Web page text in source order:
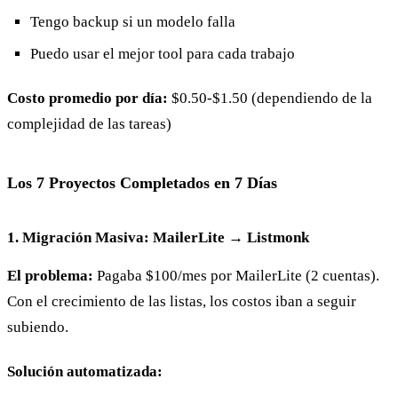
Tengo backup si un modelo falla
Puedo usar el mejor tool para cada trabajo
Costo promedio por día: $0.50-$1.50 (dependiendo de la
complejidad de las tareas)
Los 7 Proyectos Completados en 7 Días
1. Migración Masiva: MailerLite → Listmonk
El problema: Pagaba $100/mes por MailerLite (2 cuentas).
Con el crecimiento de las listas, los costos iban a seguir
subiendo.
Solución automatizada: